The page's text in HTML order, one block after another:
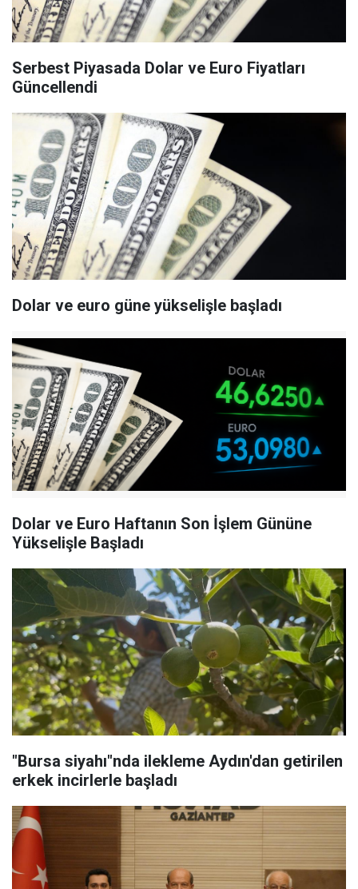
Serbest Piyasada Dolar ve Euro Fiyatları
Güncellendi
Dolar ve euro güne yükselişle başladı
Dolar ve Euro Haftanın Son İşlem Gününe
Yükselişle Başladı
"Bursa siyahı"nda ilekleme Aydın'dan getirilen
erkek incirlerle başladı